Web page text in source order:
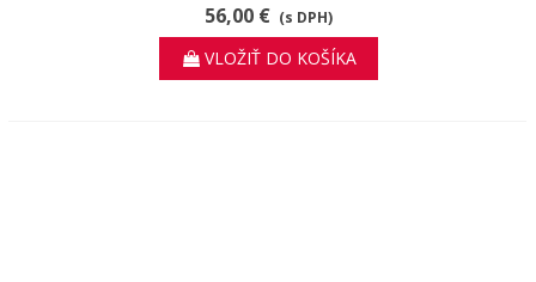
56,00 € (s DPH)
VLOŽIŤ DO KOŠÍKA